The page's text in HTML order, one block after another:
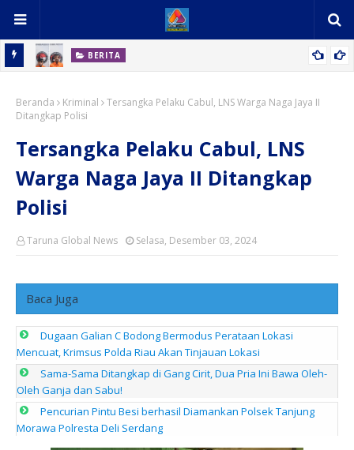
BERITA
Ganja dan Sabu!
Beranda Kriminal
Tersangka Pelaku Cabul, LNS Warga Naga Jaya II
Ditangkap Polisi
Tersangka Pelaku Cabul, LNS
Warga Naga Jaya II Ditangkap
Polisi
Taruna Global News Selasa, Desember 03, 2024
Baca Juga
Dugaan Galian C Bodong Bermodus Perataan Lokasi
Mencuat, Krimsus Polda Riau Akan Tinjauan Lokasi
Sama-Sama Ditangkap di Gang Cirit, Dua Pria Ini Bawa Oleh-
Oleh Ganja dan Sabu!
Pencurian Pintu Besi berhasil Diamankan Polsek Tanjung
Morawa Polresta Deli Serdang